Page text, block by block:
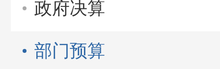
政府决算
部门预算